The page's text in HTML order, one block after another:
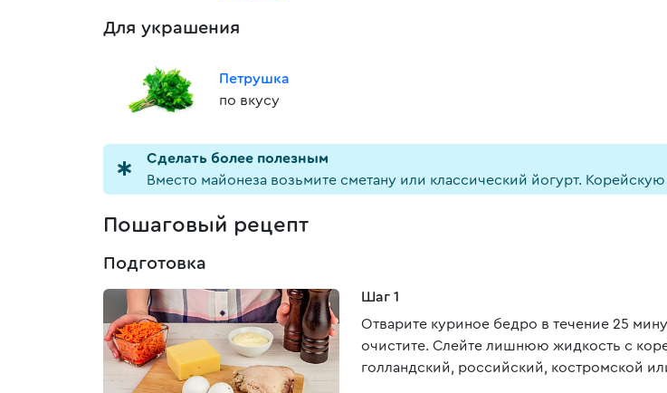
Для украшения
Петрушка
по вкусу
Cделать более полезным
Вместо майонеза возьмите сметану или классический йогурт.
Пошаговый рецепт
Подготовка
Шаг 1
Отварите куриное бедро в течение 25
очистите. Слейте лишнюю жидкость с
голландский, российский, костромской